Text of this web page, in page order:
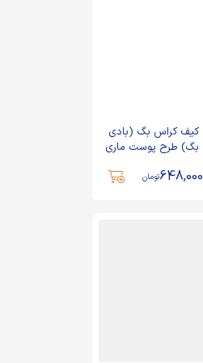
کیف کراس بگ (بادی
بگ) طرح پوست ماری
648,000تومان